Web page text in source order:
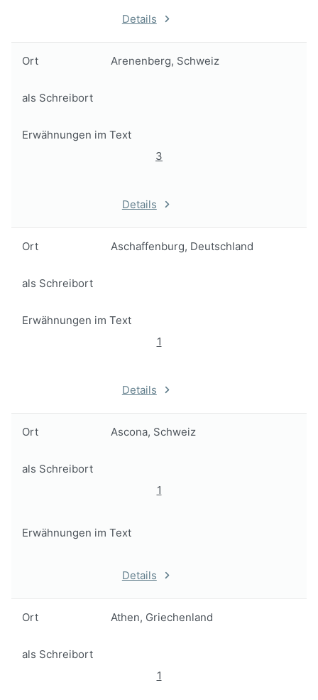
Details
Ort Arenenberg, Schweiz
als Schreibort
Erwähnungen im Text
3
Details
Ort Aschaffenburg, Deutschland
als Schreibort
Erwähnungen im Text
1
Details
Ort Ascona, Schweiz
als Schreibort
1
Erwähnungen im Text
Details
Ort Athen, Griechenland
als Schreibort
1